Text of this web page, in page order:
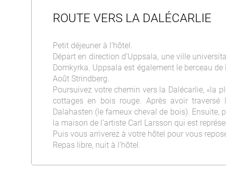
ROUTE VERS LA DALÉCARLIE
Petit déjeuner à l’hôtel.
Départ en direction d’Uppsala, une ville
Domkyrka. Uppsala est également le berceau
Août Strindberg.
Poursuivez votre chemin vers la Dalécarlie, «la
cottages en bois rouge. Après avoir
Dalahasten (le fameux cheval de bois). Ensuite,
la maison de l’artiste Carl Larsson qui est
Puis vous arriverez à votre hôtel pour vous
Repas libre, nuit à l’hôtel.